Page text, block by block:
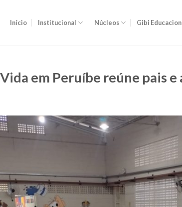
Início Institucional Núcleos Gibi
em Peruíbe reúne pais e